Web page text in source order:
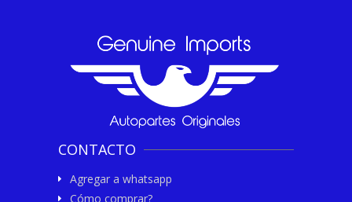
CONTACTO
Agregar a whatsapp
Cómo comprar?